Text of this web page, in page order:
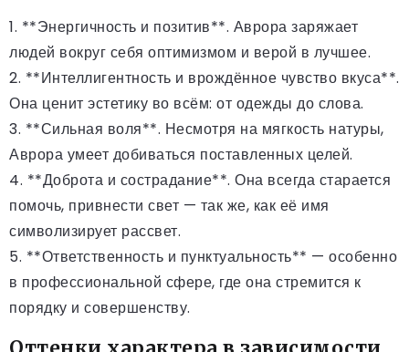
1. **Энергичность и позитив**. Аврора заряжает
людей вокруг себя оптимизмом и верой в лучшее.
2. **Интеллигентность и врождённое чувство вкуса**.
Она ценит эстетику во всём: от одежды до слова.
3. **Сильная воля**. Несмотря на мягкость натуры,
Аврора умеет добиваться поставленных целей.
4. **Доброта и сострадание**. Она всегда старается
помочь, привнести свет — так же, как её имя
символизирует рассвет.
5. **Ответственность и пунктуальность** — особенно
в профессиональной сфере, где она стремится к
порядку и совершенству.